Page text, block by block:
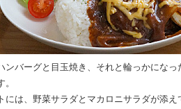
ンバーグと目玉焼き、それと輪っかにな
。
には、野菜サラダとマカロニサラダが添え